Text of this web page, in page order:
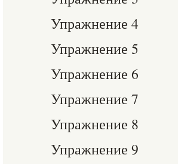
Упражнение 4
Упражнение 5
Упражнение 6
Упражнение 7
Упражнение 8
Упражнение 9